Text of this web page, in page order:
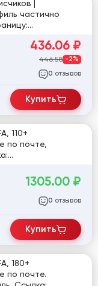
|
частично
436.06 ₽
446.58 -2%
0 отзывов
Купить
110+
по почте,
1305.00 ₽
0 отзывов
Купить
180+
по почте.